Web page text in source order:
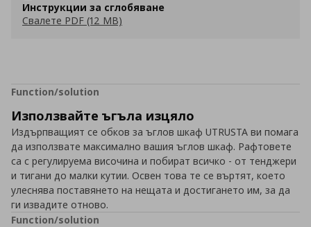
Инструкции за сглобяване
Свалете PDF (12 MB)
Function/solution
Използвайте ъгъла изцяло
Издърпващият се обков за ъглов шкаф UTRUSTA ви помага
да използвате максимално вашия ъглов шкаф. Рафтовете
са с регулируема височина и побират всичко - от тенджери
и тигани до малки кутии. Освен това те се въртят, което
улеснява поставянето на нещата и достигането им, за да
ги извадите отново.
Function/solution